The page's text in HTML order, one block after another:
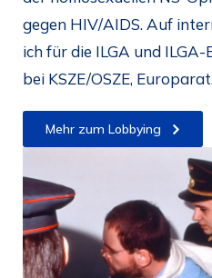
gegen HIV/AIDS. Auf
ich für die ILGA und
bei KSZE/OSZE,
Mehr zum Lobbying